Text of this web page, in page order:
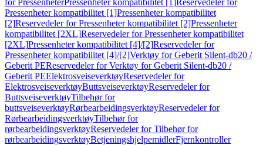
for PressenheterPressenheter kompatibilitet [1]Reservedeler for
Pressenheter kompatibilitet [1]Pressenheter kompatibilitet
[2]Reservedeler for Pressenheter kompatibilitet [2]Pressenheter
kompatibilitet [2XL]Reservedeler for Pressenheter kompatibilitet
[2XL]Pressenheter kompatibilitet [4]/[2]Reservedeler for
Pressenheter kompatibilitet [4]/[2]Verktøy for Geberit Silent-db20 /
Geberit PEReservedeler for Verktøy for Geberit Silent-db20 /
Geberit PEElektrosveiseverktøyReservedeler for
ElektrosveiseverktøyButtsveiseverktøyReservedeler for
ButtsveiseverktøyTilbehør for
buttsveiseverktøyRørbearbeidingsverktøyReservedeler for
RørbearbeidingsverktøyTilbehør for
rørbearbeidingsverktøyReservedeler for Tilbehør for
rørbearbeidingsverktøyBetjeningshjelpemidlerFjernkontroller